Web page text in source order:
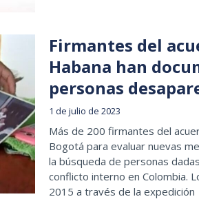
Firmantes del
Habana han
personas
1 de julio de 2023
Más de 200 firmantes del
Bogotá para evaluar nuevas
la búsqueda de personas
conflicto interno en Colombia.
2015 a través de la expedición